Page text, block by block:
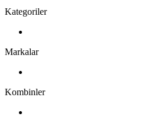
Kategoriler
Markalar
Kombinler